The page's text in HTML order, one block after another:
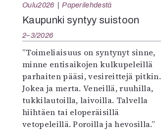
Oulu2026 Paperilehdestä
Kaupunki syntyy suistoon
2–3/2026
”Toimeliaisuus on syntynyt sinne,
minne entisaikojen kulkupeleillä
parhaiten pääsi, vesireittejä pitkin.
Jokea ja merta. Veneillä, ruuhilla,
tukkilautoilla, laivoilla. Talvella
hiihtäen tai eloperäisillä
vetopeleillä. Poroilla ja hevosilla.”